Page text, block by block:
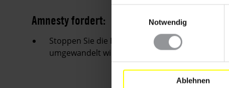
Notwendig
Ablehnen
Amnesty fordert:
Stoppen Sie die Hinrichtung von Melissa Lucio
umgewandelt wird.